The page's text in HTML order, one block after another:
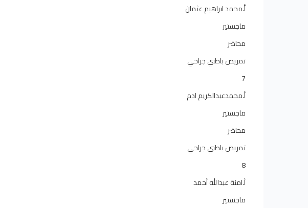
أ.محمد ابراهيم عثمان
ماجستير
محاضر
تمريض باطني جراحي
7
أ.محمدعبدالكريم ادم
ماجستير
محاضر
تمريض باطني جراحي
8
أ.امنة عبدالله أحمد
ماجستير